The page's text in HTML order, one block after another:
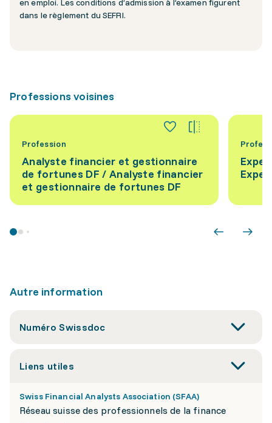
en emploi. Les conditions d’admission à l’examen figurent
dans le règlement du SEFRI.
Professions voisines
Profession
Analyste financier et gestionnaire
de fortunes DF / Analyste financier
et gestionnaire de fortunes DF
Autre information
Numéro Swissdoc
Liens utiles
Swiss Financial Analysts Association (SFAA)
Réseau suisse des professionnels de la finance